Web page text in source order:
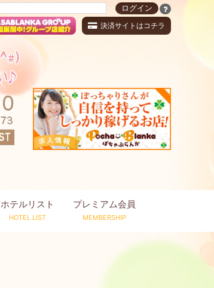
決済サイトはコチラ
ホテルリスト
HOTEL LIST
プレミアム会員
MEMBERSHIP